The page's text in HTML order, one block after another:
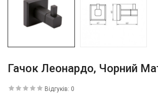
Гачок Леонардо, Чорний
Відгуків: 0